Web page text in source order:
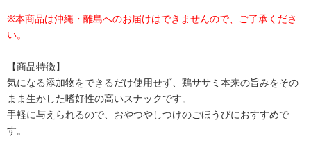
※本商品は沖縄・離島へのお届けはできませんので、ご了承くださ
い。
【商品特徴】
気になる添加物をできるだけ使用せず、鶏ササミ本来の旨みをその
まま生かした嗜好性の高いスナックです。
手軽に与えられるので、おやつやしつけのごほうびにおすすめで
す。